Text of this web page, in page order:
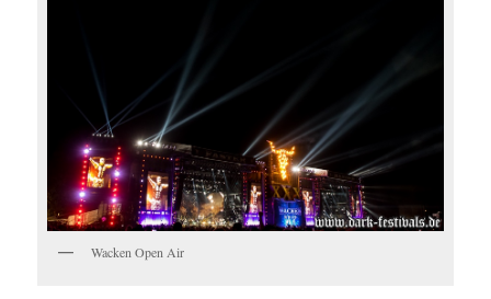
Wacken Open Air